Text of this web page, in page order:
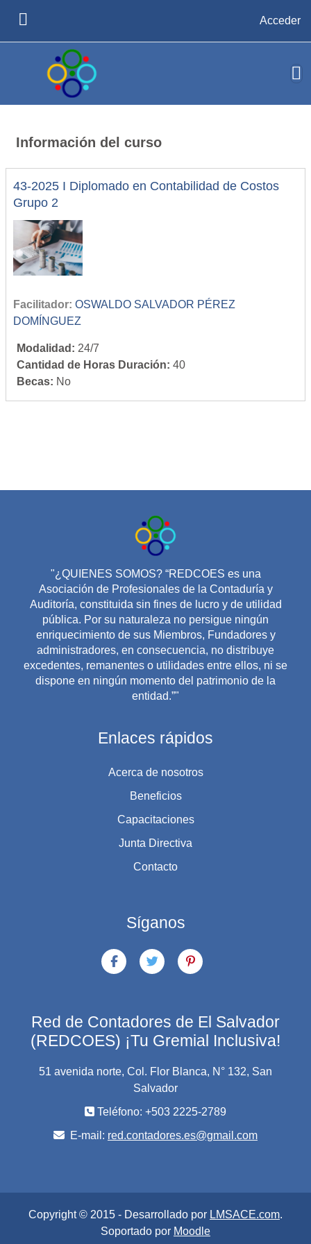
Acceder
Información del curso
43-2025 I Diplomado en Contabilidad de Costos
Grupo 2
Facilitador: OSWALDO SALVADOR PÉREZ
DOMÍNGUEZ
Modalidad : 24/7
Cantidad de Horas Duración: 40
Becas: No
"¿QUIENES SOMOS? “REDCOES es una
Asociación de Profesionales de la Contaduría y
Auditoría, constituida sin fines de lucro y de utilidad
pública. Por su naturaleza no persigue ningún
enriquecimiento de sus Miembros, Fundadores y
administradores, en consecuencia, no distribuye
excedentes, remanentes o utilidades entre ellos, ni se
dispone en ningún momento del patrimonio de la
entidad.”"
Enlaces rápidos
Acerca de nosotros
Beneficios
Capacitaciones
Junta Directiva
Contacto
Síganos
Red de Contadores de El Salvador
(REDCOES) ¡Tu Gremial Inclusiva!
51 avenida norte, Col. Flor Blanca, N° 132, San
Salvador
Teléfono: +503 2225-2789
E-mail: red.contadores.es@gmail.com
Copyright © 2015 - Desarrollado por LMSACE.com.
Soportado por Moodle